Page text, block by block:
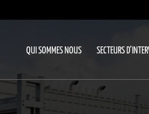
QUI SOMMES NOUS SECTEURS